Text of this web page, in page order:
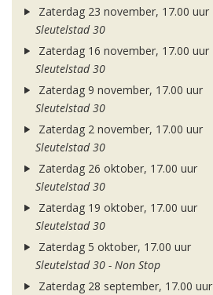
Zaterdag 23 november, 17.00 uur
Sleutelstad 30
Zaterdag 16 november, 17.00 uur
Sleutelstad 30
Zaterdag 9 november, 17.00 uur
Sleutelstad 30
Zaterdag 2 november, 17.00 uur
Sleutelstad 30
Zaterdag 26 oktober, 17.00 uur
Sleutelstad 30
Zaterdag 19 oktober, 17.00 uur
Sleutelstad 30
Zaterdag 5 oktober, 17.00 uur
Sleutelstad 30 - Non Stop
Zaterdag 28 september, 17.00 uur